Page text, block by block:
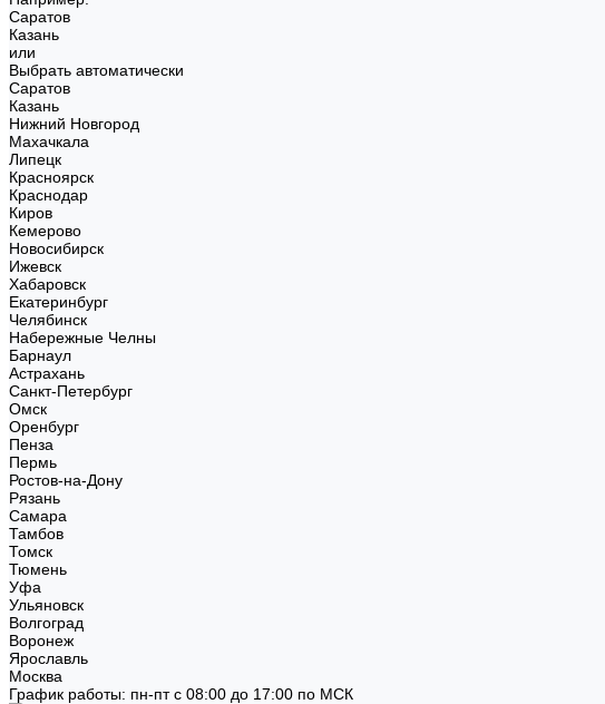
Саратов
Казань
или
Выбрать автоматически
Саратов
Казань
Нижний Новгород
Махачкала
Липецк
Красноярск
Краснодар
Киров
Кемерово
Новосибирск
Ижевск
Хабаровск
Екатеринбург
Челябинск
Набережные Челны
Барнаул
Астрахань
Санкт-Петербург
Омск
Оренбург
Пенза
Пермь
Ростов-на-Дону
Рязань
Самара
Тамбов
Томск
Тюмень
Уфа
Ульяновск
Волгоград
Воронеж
Ярославль
Москва
График работы: пн-пт с 08:00 до 17:00 по МСК